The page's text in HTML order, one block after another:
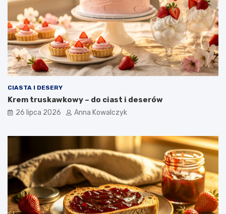
CIASTA I DESERY
Krem truskawkowy – do ciast i deserów
26 lipca 2026 Anna Kowalczyk